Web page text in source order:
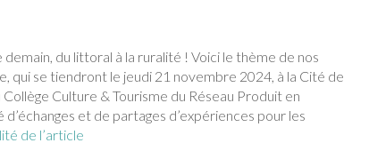
du littoral à la ruralité ! Voici le thème de nos
qui se tiendront le jeudi 21 novembre 2024, à la Cité de
Culture & Tourisme du Réseau Produit en
et de partages d’expériences pour les
de l’article